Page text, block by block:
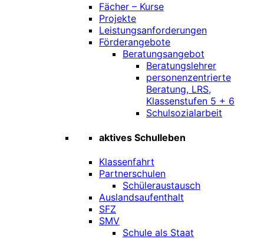
Fächer – Kurse
Projekte
Leistungsanforderungen
Förderangebote
Beratungsangebot
Beratungslehrer
personenzentrierte
Beratung, LRS,
Klassenstufen 5 + 6
Schulsozialarbeit
aktives Schulleben
Klassenfahrt
Partnerschulen
Schüleraustausch
Auslandsaufenthalt
SFZ
SMV
Schule als Staat